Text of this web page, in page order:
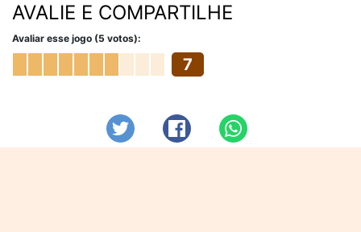
AVALIE E COMPARTILHE
Avaliar esse jogo (5 votos):
7